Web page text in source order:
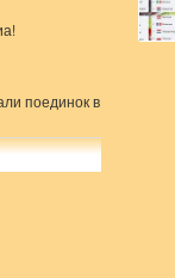
поединок в
был